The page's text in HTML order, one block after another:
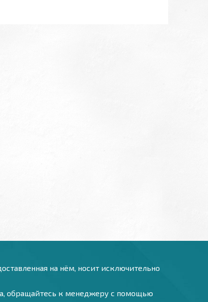
на нём, носит исключительно
обращайтесь к менеджеру с помощью